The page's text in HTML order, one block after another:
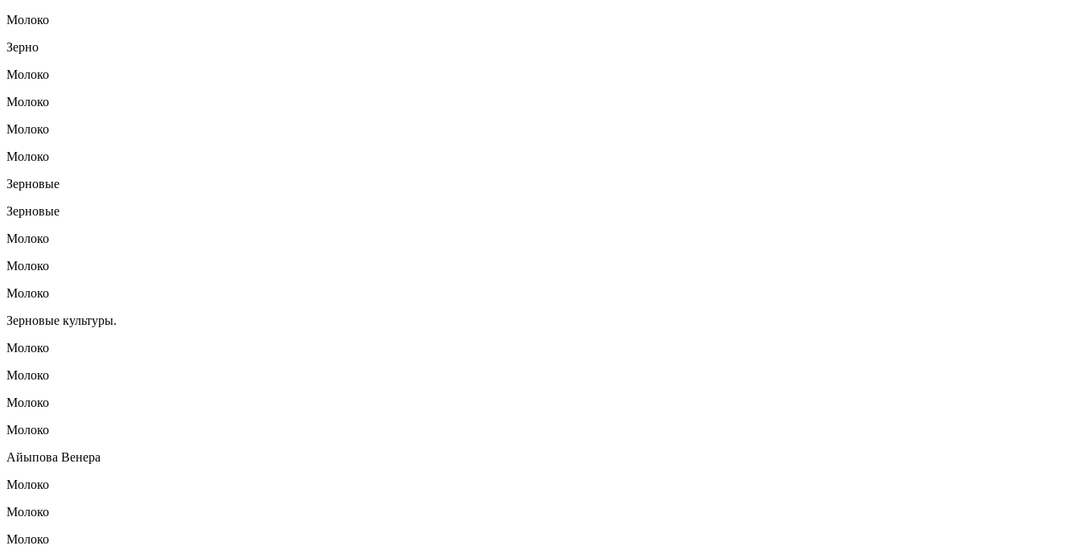
Молоко
Зерно
Молоко
Молоко
Молоко
Молоко
Зерновые
Зерновые
Молоко
Молоко
Молоко
Зерновые культуры.
Молоко
Молоко
Молоко
Молоко
Айыпова Венера
Молоко
Молоко
Молоко